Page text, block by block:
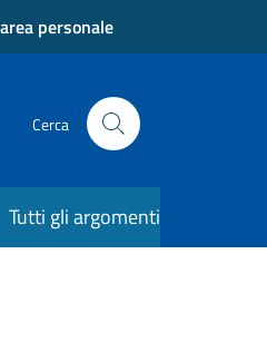
personale
Cerca
Tutti gli argomenti